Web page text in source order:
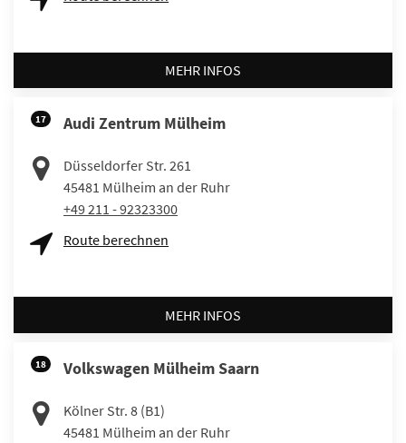
MEHR INFOS
17 Audi Zentrum Mülheim
Düsseldorfer Str. 261
45481 Mülheim an der Ruhr
+49 211 - 92323300
Route berechnen
MEHR INFOS
18 Volkswagen Mülheim Saarn
Kölner Str. 8 (B1)
45481 Mülheim an der Ruhr